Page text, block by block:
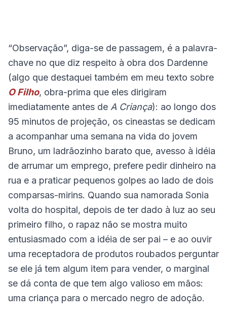
“Observação”, diga-se de passagem, é a palavra-
chave no que diz respeito à obra dos Dardenne
(algo que destaquei também em meu texto sobre
O Filho, obra-prima que eles dirigiram
imediatamente antes de A Criança): ao longo dos
95 minutos de projeção, os cineastas se dedicam
a acompanhar uma semana na vida do jovem
Bruno, um ladrãozinho barato que, avesso à idéia
de arrumar um emprego, prefere pedir dinheiro na
rua e a praticar pequenos golpes ao lado de dois
comparsas-mirins. Quando sua namorada Sonia
volta do hospital, depois de ter dado à luz ao seu
primeiro filho, o rapaz não se mostra muito
entusiasmado com a idéia de ser pai – e ao ouvir
uma receptadora de produtos roubados perguntar
se ele já tem algum item para vender, o marginal
se dá conta de que tem algo valioso em mãos:
uma criança para o mercado negro de adoção.